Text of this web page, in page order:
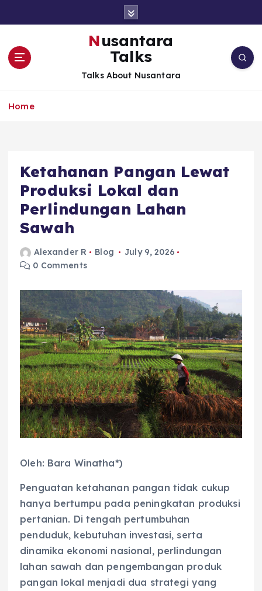
Nusantara
Talks
Talks About Nusantara
Home
Ketahanan Pangan Lewat
Produksi Lokal dan
Perlindungan Lahan
Sawah
Alexander R Blog
July 9, 2026
0 Comments
Oleh: Bara Winatha*)
Penguatan ketahanan pangan tidak cukup
hanya bertumpu pada peningkatan produksi
pertanian. Di tengah pertumbuhan
penduduk, kebutuhan investasi, serta
dinamika ekonomi nasional, perlindungan
lahan sawah dan pengembangan produk
pangan lokal menjadi dua strategi yang